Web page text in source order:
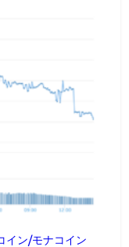
イン/モナコイン